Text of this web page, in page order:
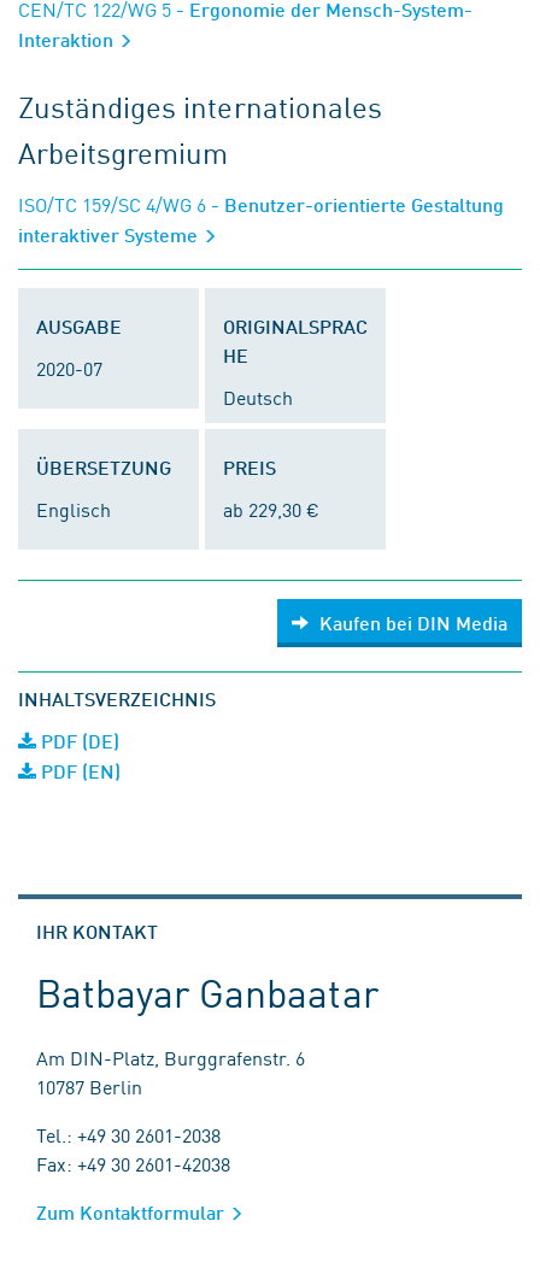
CEN/TC 122/WG 5 - Ergonomie der Mensch-System-
Interaktion
Zuständiges internationales
Arbeitsgremium
ISO/TC 159/SC 4/WG 6 - Benutzer-orientierte Gestaltung
interaktiver Systeme
AUSGABE
2020-07
ORIGINALSPRAC
HE
Deutsch
ÜBERSETZUNG
Englisch
PREIS
ab 229,30 €
Kaufen bei DIN Media
INHALTSVERZEICHNIS
PDF (DE)
PDF (EN)
IHR KONTAKT
Batbayar Ganbaatar
Am DIN-Platz, Burggrafenstr. 6
10787 Berlin
Tel.: +49 30 2601-2038
Fax: +49 30 2601-42038
Zum Kontaktformular